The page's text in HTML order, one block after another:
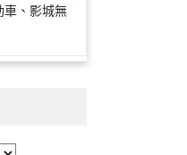
車、影城無